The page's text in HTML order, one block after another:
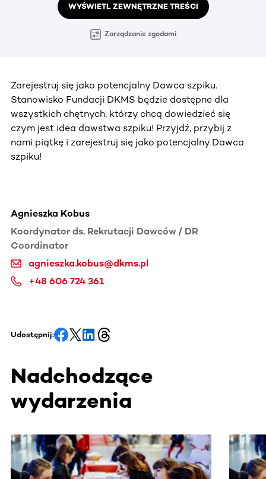
WYŚWIETL ZEWNĘTRZNE TREŚCI
Zarządzanie zgodami
Zarejestruj się jako potencjalny Dawca szpiku.
Stanowisko Fundacji DKMS będzie dostępne dla
wszystkich chętnych, którzy chcą dowiedzieć się
czym jest idea dawstwa szpiku! Przyjdź, przybij z
nami piątkę i zarejestruj się jako potencjalny Dawca
szpiku!
Agnieszka Kobus
Koordynator ds. Rekrutacji Dawców / DR
Coordinator
agnieszka.kobus@dkms.pl
+48 606 724 361
Udostępnij:
Nadchodzące
wydarzenia
Ta sekcja zawiera treści przewijane w poziomie. Użyj